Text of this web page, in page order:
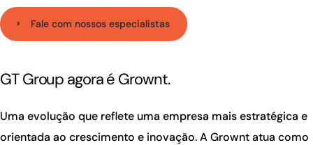
Fale com nossos especialistas
GT Group agora é Grownt.
Uma evolução que reflete uma empresa mais estratégica e
orientada ao crescimento e inovação. A Grownt atua como